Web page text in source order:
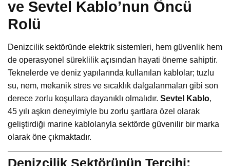
ve Sevtel Kablo’nun Öncü
Rolü
Denizcilik sektöründe elektrik sistemleri, hem güvenlik hem
de operasyonel süreklilik açısından hayati öneme sahiptir.
Teknelerde ve deniz yapılarında kullanılan kablolar; tuzlu
su, nem, mekanik stres ve sıcaklık dalgalanmaları gibi son
derece zorlu koşullara dayanıklı olmalıdır. Sevtel Kablo,
45 yılı aşkın deneyimiyle bu zorlu şartlara özel olarak
geliştirdiği marine kablolarıyla sektörde güvenilir bir marka
olarak öne çıkmaktadır.